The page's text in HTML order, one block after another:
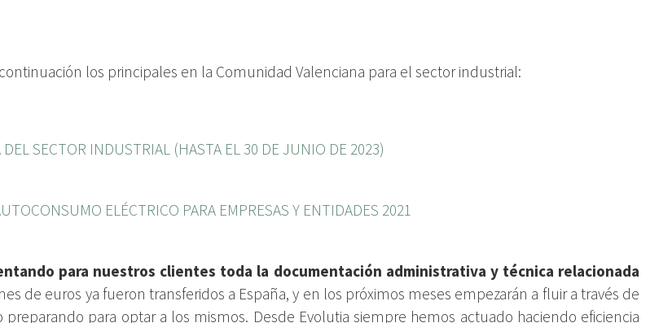
los principales en la Comunidad Valenciana para el sector industrial:
SECTOR INDUSTRIAL (HASTA EL 30 DE JUNIO DE 2023)
ELÉCTRICO PARA EMPRESAS Y ENTIDADES 2021
para nuestros clientes toda la documentación administrativa y técnica relacionada
de euros ya fueron transferidos a España, y en los próximos meses empezarán a fluir a través de
para optar a los mismos. Desde Evolutia siempre hemos actuado haciendo eficiencia